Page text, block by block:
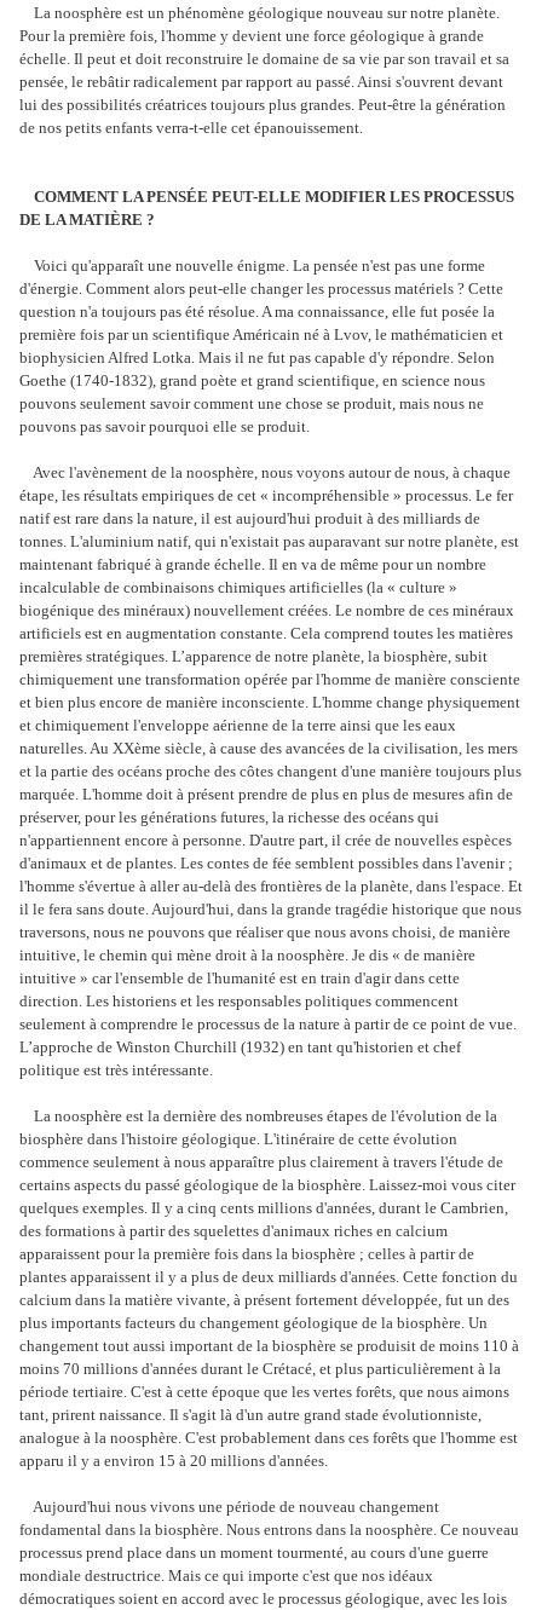
La noosphère est un phénomène géologique nouveau sur notre planète.
Pour la première fois, l'homme y devient une force géologique à grande
échelle. Il peut et doit reconstruire le domaine de sa vie par son travail et sa
pensée, le rebâtir radicalement par rapport au passé. Ainsi s'ouvrent devant
lui des possibilités créatrices toujours plus grandes. Peut-être la génération
de nos petits enfants verra-t-elle cet épanouissement.
COMMENT LA PENSÉE PEUT-ELLE MODIFIER LES PROCESSUS
DE LA MATIÈRE ?
Voici qu'apparaît une nouvelle énigme. La pensée n'est pas une forme
d'énergie. Comment alors peut-elle changer les processus matériels ? Cette
question n'a toujours pas été résolue. A ma connaissance, elle fut posée la
première fois par un scientifique Américain né à Lvov, le mathématicien et
biophysicien Alfred Lotka. Mais il ne fut pas capable d'y répondre. Selon
Goethe (1740-1832), grand poète et grand scientifique, en science nous
pouvons seulement savoir comment une chose se produit, mais nous ne
pouvons pas savoir pourquoi elle se produit.
Avec l'avènement de la noosphère, nous voyons autour de nous, à chaque
étape, les résultats empiriques de cet « incompréhensible » processus. Le fer
natif est rare dans la nature, il est aujourd'hui produit à des milliards de
tonnes. L'aluminium natif, qui n'existait pas auparavant sur notre planète, est
maintenant fabriqué à grande échelle. Il en va de même pour un nombre
incalculable de combinaisons chimiques artificielles (la « culture »
biogénique des minéraux) nouvellement créées. Le nombre de ces minéraux
artificiels est en augmentation constante. Cela comprend toutes les matières
premières stratégiques. L’apparence de notre planète, la biosphère, subit
chimiquement une transformation opérée par l'homme de manière consciente
et bien plus encore de manière inconsciente. L'homme change physiquement
et chimiquement l'enveloppe aérienne de la terre ainsi que les eaux
naturelles. Au XXème siècle, à cause des avancées de la civilisation, les mers
et la partie des océans proche des côtes changent d'une manière toujours plus
marquée. L'homme doit à présent prendre de plus en plus de mesures afin de
préserver, pour les générations futures, la richesse des océans qui
n'appartiennent encore à personne. D'autre part, il crée de nouvelles espèces
d'animaux et de plantes. Les contes de fée semblent possibles dans l'avenir ;
l'homme s'évertue à aller au-delà des frontières de la planète, dans l'espace. Et
il le fera sans doute. Aujourd'hui, dans la grande tragédie historique que nous
traversons, nous ne pouvons que réaliser que nous avons choisi, de manière
intuitive, le chemin qui mène droit à la noosphère. Je dis « de manière
intuitive » car l'ensemble de l'humanité est en train d'agir dans cette
direction. Les historiens et les responsables politiques commencent
seulement à comprendre le processus de la nature à partir de ce point de vue.
L’approche de Winston Churchill (1932) en tant qu'historien et chef
politique est très intéressante.
La noosphère est la dernière des nombreuses étapes de l'évolution de la
biosphère dans l'histoire géologique. L'itinéraire de cette évolution
commence seulement à nous apparaître plus clairement à travers l'étude de
certains aspects du passé géologique de la biosphère. Laissez-moi vous citer
quelques exemples. Il y a cinq cents millions d'années, durant le Cambrien,
des formations à partir des squelettes d'animaux riches en calcium
apparaissent pour la première fois dans la biosphère ; celles à partir de
plantes apparaissent il y a plus de deux milliards d'années. Cette fonction du
calcium dans la matière vivante, à présent fortement développée, fut un des
plus importants facteurs du changement géologique de la biosphère. Un
changement tout aussi important de la biosphère se produisit de moins 110 à
moins 70 millions d'années durant le Crétacé, et plus particulièrement à la
période tertiaire. C'est à cette époque que les vertes forêts, que nous aimons
tant, prirent naissance. Il s'agit là d'un autre grand stade évolutionniste,
analogue à la noosphère. C'est probablement dans ces forêts que l'homme est
apparu il y a environ 15 à 20 millions d'années.
Aujourd'hui nous vivons une période de nouveau changement
fondamental dans la biosphère. Nous entrons dans la noosphère. Ce nouveau
processus prend place dans un moment tourmenté, au cours d'une guerre
mondiale destructrice. Mais ce qui importe c'est que nos idéaux
démocratiques soient en accord avec le processus géologique, avec les lois